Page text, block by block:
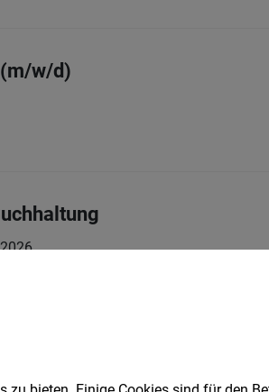
w/d)